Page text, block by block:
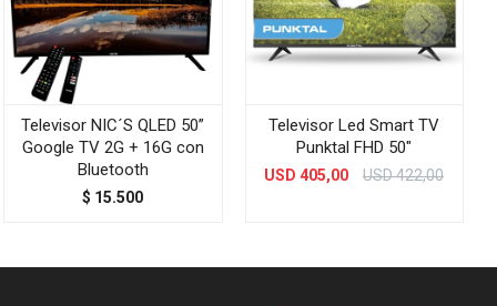
Televisor NIC´S QLED 50”
Google TV 2G + 16G con
Bluetooth
$ 15.500
Televisor Led Smart TV
Punktal FHD 50"
USD 405,00 USD422,00